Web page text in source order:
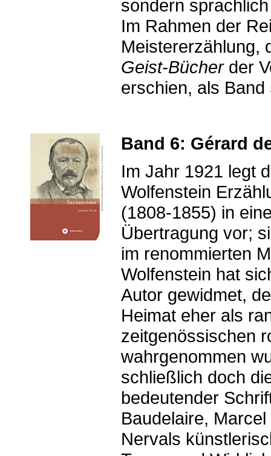
sondern
Im Rahmen der
Meistererzählung,
Geist-Bücherder
erschien, als
Band 6: Gérard
Im Jahr 1921 legt
Wolfenstein
(1808-1855) in
Übertragung vor;
im renommierten
Wolfenstein hat
Autor gewidmet,
Heimat eher als
zeitgenössischen
wahrgenommen
schließlich doch
bedeutender
Baudelaire,
Nervals